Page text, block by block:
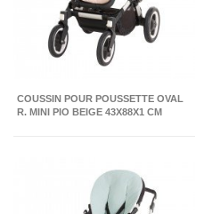
COUSSIN POUR POUSSETTE OVAL
R. MINI PIO BEIGE 43X88X1 CM